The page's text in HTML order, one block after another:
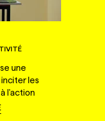
une
les
l'action